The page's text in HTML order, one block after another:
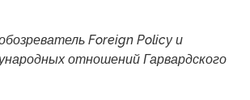
Foreign Policy и
отношений Гарвардского